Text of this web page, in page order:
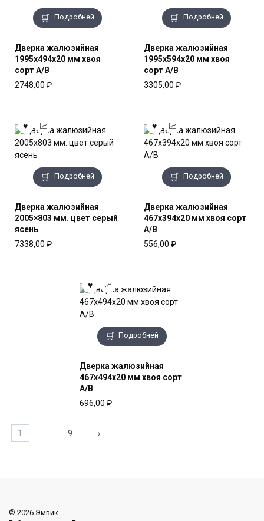
Подробней
Дверка жалюзийная
1995x494x20 мм хвоя
сорт А/В
2748,00 ₽
Подробней
Дверка жалюзийная
1995x594x20 мм хвоя
сорт А/В
3305,00 ₽
Подробней
Дверка жалюзийная
2005×803 мм. цвет серый
ясень
7338,00 ₽
Подробней
Дверка жалюзийная
467x394x20 мм хвоя сорт
А/В
556,00 ₽
Подробней
Дверка жалюзийная
467x494x20 мм хвоя сорт
А/В
696,00 ₽
1 9 →
© 2026 Эмвик